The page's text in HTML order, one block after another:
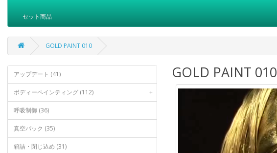
セット商品
GOLD PAINT 010
アップデート (41)
ボディーペインティング (112) +
呼吸制御 (36)
真空パック (35)
箱詰・閉じ込め (31)
GOLD PAINT 010